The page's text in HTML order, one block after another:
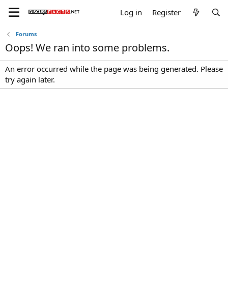
Log in Register
Forums
Oops! We ran into some problems.
An error occurred while the page was being generated. Please
try again later.